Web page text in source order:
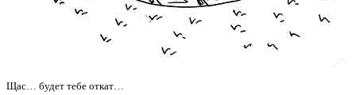
Щас… будет тебе откат…